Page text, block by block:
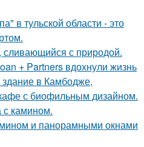
в тульской области - это
сливающийся с природой.
+ Partners вдохнули жизнь
в Камбодже,
с биофильным дизайном.
камином.
и панорамными окнами